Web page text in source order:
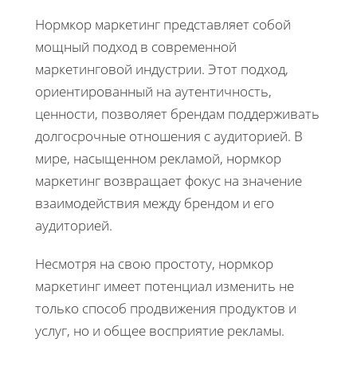
Нормкор маркетинг представляет собой
мощный подход в современной
маркетинговой индустрии. Этот подход,
ориентированный на аутентичность,
ценности, позволяет брендам поддерживать
долгосрочные отношения с аудиторией. В
мире, насыщенном рекламой, нормкор
маркетинг возвращает фокус на значение
взаимодействия между брендом и его
аудиторией.
Несмотря на свою простоту, нормкор
маркетинг имеет потенциал изменить не
только способ продвижения продуктов и
услуг, но и общее восприятие рекламы.